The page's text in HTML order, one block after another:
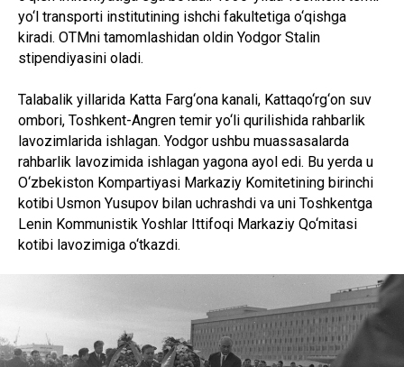
yo‘l transporti institutining ishchi fakultetiga o‘qishga
kiradi. OTMni tamomlashidan oldin Yodgor Stalin
stipendiyasini oladi.
Talabalik yillarida Katta Farg‘ona kanali, Kattaqo‘rg‘on suv
ombori, Toshkent-Angren temir yo‘li qurilishida rahbarlik
lavozimlarida ishlagan. Yodgor ushbu muassasalarda
rahbarlik lavozimida ishlagan yagona ayol edi. Bu yerda u
O‘zbekiston Kompartiyasi Markaziy Komitetining birinchi
kotibi Usmon Yusupov bilan uchrashdi va uni Toshkentga
Lenin Kommunistik Yoshlar Ittifoqi Markaziy Qo‘mitasi
kotibi lavozimiga o‘tkazdi.